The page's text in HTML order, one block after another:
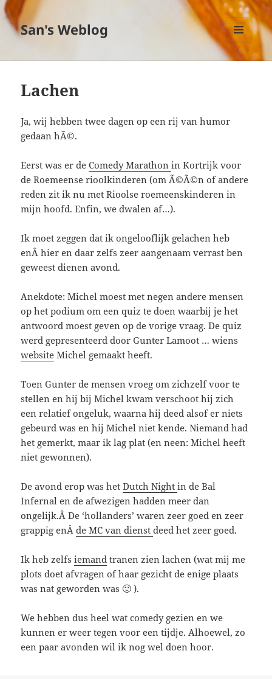
San's Weblog
MENU
EN
Lachen
Ja, wij hebben twee dagen op een rij van humor
gedaan hÃ©.
Eerst was er deComedy Marathonin Kortrijk voor
de Roemeense rioolkinderen (om Ã©Ã©n of andere
reden zit ik nu met Rioolse roemeenskinderen in
mijn hoofd. Enfin, we dwalen af…).
Ik moet zeggen dat ik ongelooflijk gelachen heb
enÂ hier en daar zelfs zeer aangenaam verrast ben
geweest dienen avond.
Anekdote: Michel moest met negen andere mensen
op het podium om een quiz te doen waarbij je het
antwoord moest geven op de vorige vraag. De quiz
werd gepresenteerd door Gunter Lamoot … wiens
website Michel gemaakt heeft.
Toen Gunter de mensen vroeg om zichzelf voor te
stellen en hij bij Michel kwam verschoot hij zich
een relatief ongeluk, waarna hij deed alsof er niets
gebeurd was en hij Michel niet kende. Niemand had
het gemerkt, maar ik lag plat (en neen: Michel heeft
niet gewonnen).
De avond erop was hetDutch Nightin de Bal
Infernal en de afwezigen hadden meer dan
ongelijk.Â De ‘hollanders’ waren zeer goed en zeer
grappig enÂde MC van dienstdeed het zeer goed.
Ik heb zelfsiemand tranen zien lachen (wat mij me
plots doet afvragen of haar gezicht de enige plaats
was nat geworden was 🙂 ).
We hebben dus heel wat comedy gezien en we
kunnen er weer tegen voor een tijdje. Alhoewel, zo
een paar avonden wil ik nog wel doen hoor.